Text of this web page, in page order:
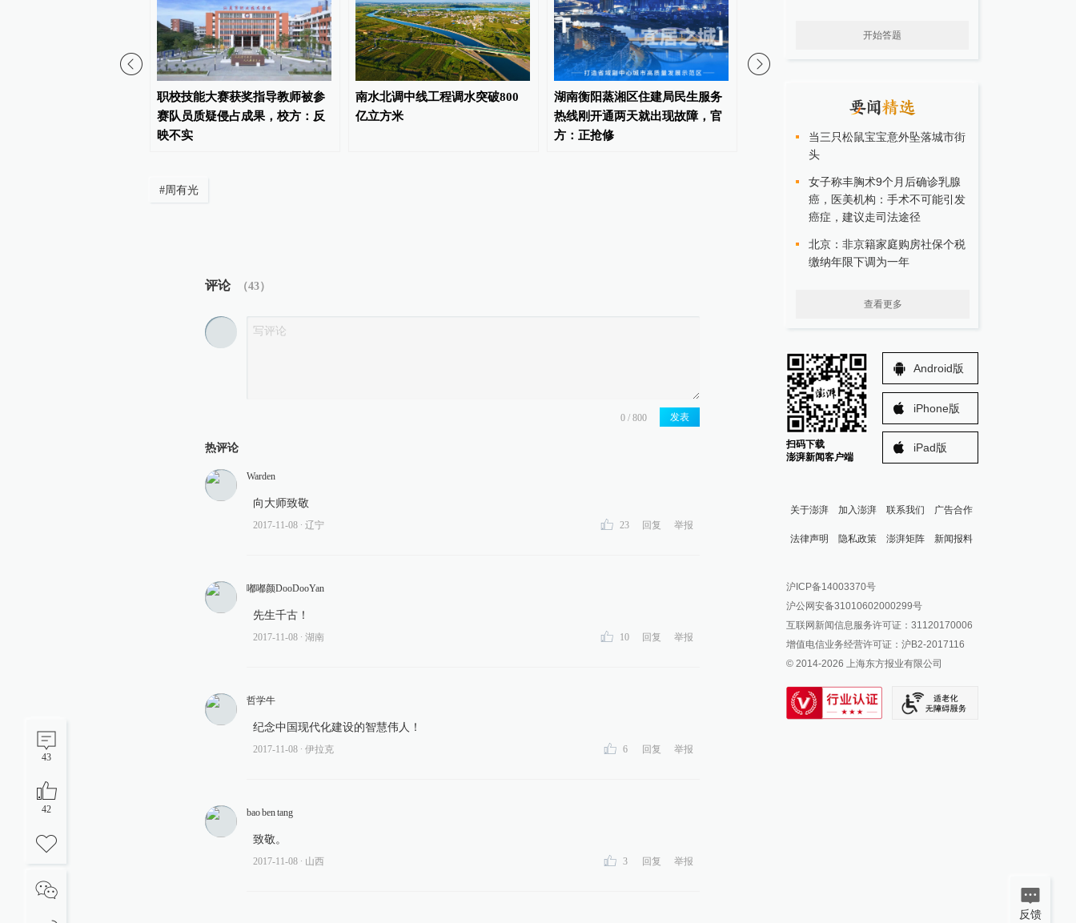
43
42
职校技能大赛获奖指导教师被参
赛队员质疑侵占成果，校方：反
映不实
南水北调中线工程调水突破800
亿立方米
湖南衡阳蒸湘区住建局民生服务
热线刚开通两天就出现故障，官
方：正抢修
新余文广旅局监制的文旅惠民卡
权益缩水，官方：项目合作属市
#周有光
评论 （43）
发表
热评论
Warden
向大师致敬
2017-11-08 ∙ 辽宁 23 回复 举报
嘟嘟颜DooDooYan
先生千古！
2017-11-08 ∙ 湖南 10 回复 举报
哲学牛
纪念中国现代化建设的智慧伟人！
2017-11-08 ∙ 伊拉克 6 回复 举报
bao ben tang
致敬。
2017-11-08 ∙ 山西 3 回复 举报
开始答题
当三只松鼠宝宝意外坠落城市街
头
女子称丰胸术9个月后确诊乳腺
癌，医美机构：手术不可能引发
癌症，建议走司法途径
北京：非京籍家庭购房社保个税
缴纳年限下调为一年
查看更多
扫码下载
澎湃新闻客户端
Android版
iPhone版
iPad版
关于澎湃 加入澎湃 联系我们 广告合作
法律声明 隐私政策 澎湃矩阵
澎湃新闻公众号
澎湃新闻抖音号
派生万物开放平台
IP SHANGHAI
SIXTH TONE
新闻报料
报料邮箱: news@thepaper.cn
沪ICP备14003370号
沪公网安备31010602000299号
互联网新闻信息服务许可证：31120170006
增值电信业务经营许可证：沪B2-2017116
© 2014-2026 上海东方报业有限公司
反馈